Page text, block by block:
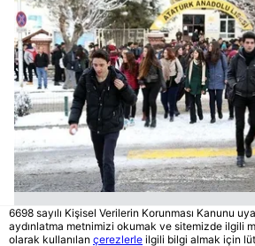
6698 sayılı Kişisel Verilerin Korunması Kanunu
aydınlatma metnimizi okumak ve sitemizde ilgili
olarak kullanılan çerezlerle ilgili bilgi almak için